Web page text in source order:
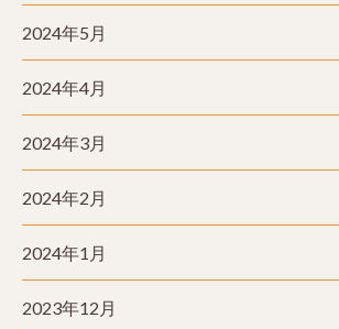
2024年5月
2024年4月
2024年3月
2024年2月
2024年1月
2023年12月